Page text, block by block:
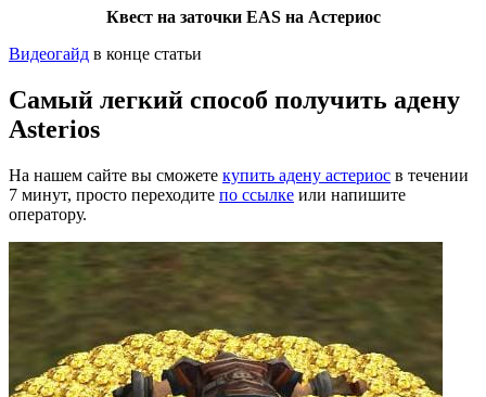
Квест на заточки EAS на Астериос
Видеогайд в конце статьи
Самый легкий способ получить адену
Asterios
На нашем сайте вы сможете купить адену астериос в течении
7 минут, просто переходите по ссылке или напишите
оператору.